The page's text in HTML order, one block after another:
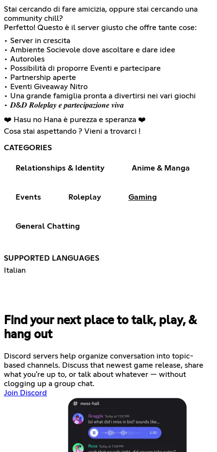
Stai cercando di fare amicizia, oppure stai cercando una
community chill?
Perfetto! Questo è il server giusto che offre tante cose:
• Server in crescita
• Ambiente Socievole dove ascoltare e dare idee
• Autoroles
• Possibilità di proporre Eventi e partecipare
• Partnership aperte
• Eventi Giveaway Nitro
• Una grande famiglia pronta a divertirsi nei vari giochi
• 𝑫&𝑫 𝑹𝒐𝒍𝒆𝒑𝒍𝒂𝒚 𝒆 𝒑𝒂𝒓𝒕𝒆𝒄𝒊𝒑𝒂𝒛𝒊𝒐𝒏𝒆 𝒗𝒊𝒗𝒂
❤️ Hasu no Hana è purezza e speranza ❤️
Cosa stai aspettando ? Vieni a trovarci !
CATEGORIES
Relationships & Identity Anime & Manga
Events Roleplay Gaming
General Chatting
SUPPORTED LANGUAGES
Italian
Find your next place to talk, play, &
hang out
Discord servers help organize conversation into topic-
based channels. Discuss that newest game release, share
what you're up to, or talk about whatever — without
clogging up a group chat.
Join Discord